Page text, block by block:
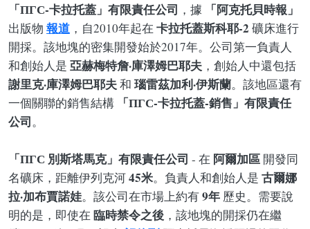
「ПГС-卡拉托蓋」有限責任公司 ，據 「阿克托貝時報」
出版物 報道 ，自2010年起在 卡拉托蓋斯科耶-2 礦床進行
開採。該地塊的密集開發始於2017年。公司第一負責人
和創始人是 亞赫梅特詹·庫澤姆巴耶夫 ，創始人中還包括
謝里克·庫澤姆巴耶夫和 瑙雷茲加利·伊斯蘭。該地區還有
一個關聯的銷售結構
「ПГС-卡拉托蓋-銷售」有限責任
公司。
「ПГС 別斯塔馬克」有限責任公司 - 在 阿爾加區 開發同
名礦床，距離伊列克河45米。負責人和創始人是 古爾娜
拉·加布賈諾娃。該公司在市場上約有9年 歷史。需要說
明的是，即使在 臨時禁令之後 ，該地塊的開採仍在繼